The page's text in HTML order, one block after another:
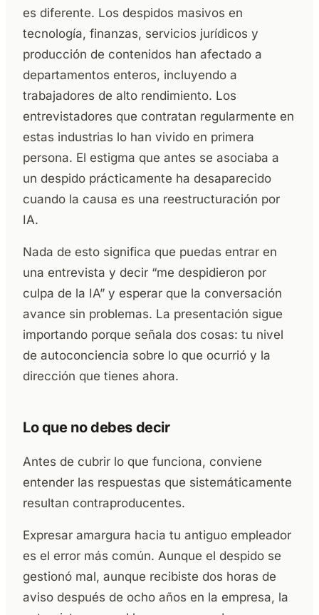
es diferente. Los despidos masivos en
tecnología, finanzas, servicios jurídicos y
producción de contenidos han afectado a
departamentos enteros, incluyendo a
trabajadores de alto rendimiento. Los
entrevistadores que contratan regularmente en
estas industrias lo han vivido en primera
persona. El estigma que antes se asociaba a
un despido prácticamente ha desaparecido
cuando la causa es una reestructuración por
IA.
Nada de esto significa que puedas entrar en
una entrevista y decir “me despidieron por
culpa de la IA” y esperar que la conversación
avance sin problemas. La presentación sigue
importando porque señala dos cosas: tu nivel
de autoconciencia sobre lo que ocurrió y la
dirección que tienes ahora.
Lo que no debes decir
Antes de cubrir lo que funciona, conviene
entender las respuestas que sistemáticamente
resultan contraproducentes.
Expresar amargura hacia tu antiguo empleador
es el error más común. Aunque el despido se
gestionó mal, aunque recibiste dos horas de
aviso después de ocho años en la empresa, la